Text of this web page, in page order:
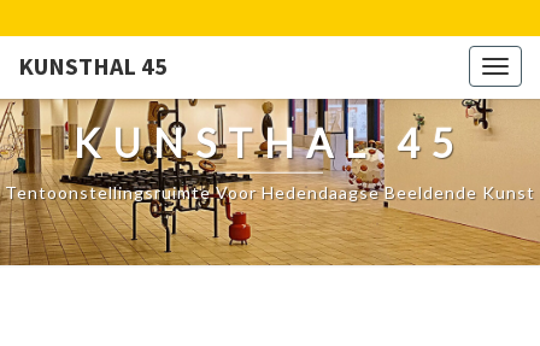
KUNSTHAL 45
KUNSTHAL 45
Tentoonstellingsruimte Voor Hedendaagse Beeldende Kunst